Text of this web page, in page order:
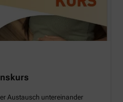
Austausch untereinander